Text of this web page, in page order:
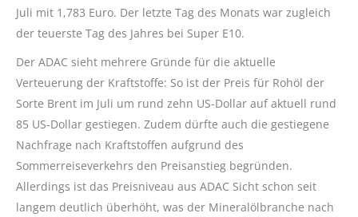
Juli mit 1,783 Euro. Der letzte Tag des Monats war zugleich
der teuerste Tag des Jahres bei Super E10.
Der ADAC sieht mehrere Gründe für die aktuelle
Verteuerung der Kraftstoffe: So ist der Preis für Rohöl der
Sorte Brent im Juli um rund zehn US-Dollar auf aktuell rund
85 US-Dollar gestiegen. Zudem dürfte auch die gestiegene
Nachfrage nach Kraftstoffen aufgrund des
Sommerreiseverkehrs den Preisanstieg begründen.
Allerdings ist das Preisniveau aus ADAC Sicht schon seit
langem deutlich überhöht, was der Mineralölbranche nach